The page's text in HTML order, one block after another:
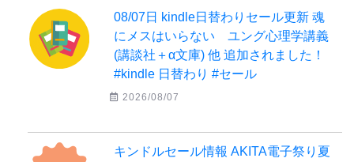
08/07日 kindle日替わりセール更新 魂
にメスはいらない ユング心理学講義
(講談社＋α文庫) 他 追加されました！
#kindle 日替わり #セール
2026/08/07
キンドルセール情報 AKITA電子祭り夏